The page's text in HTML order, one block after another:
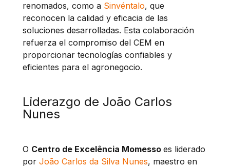
renomados, como a Sinvéntalo, que
reconocen la calidad y eficacia de las
soluciones desarrolladas. Esta colaboración
refuerza el compromiso del CEM en
proporcionar tecnologías confiables y
eficientes para el agronegocio.
Liderazgo de João Carlos
Nunes
O Centro de Excelência Momessoes liderado
porJoão Carlos da Silva Nunes, maestro en